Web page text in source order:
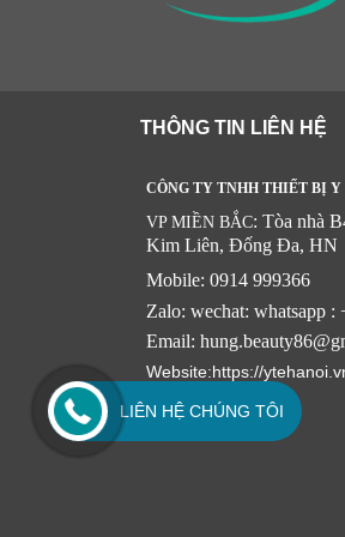
THÔNG TIN LIÊN HỆ
CÔNG TY TNHH THIẾT BỊ
VP MIỀN BẮC: Tòa nhà
Kim Liên, Đống Đa, HN
Mobile: 0914 999366
Zalo: wechat: whatsapp :
Email:
Website:https://
LIÊN HỆ CHÚNG TÔI